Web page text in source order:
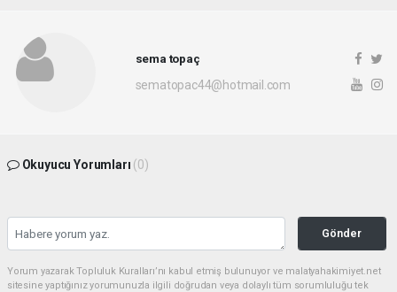
sema topaç
sematopac44@hotmail.com
Okuyucu Yorumları (0)
Gönder
Yorum yazarak Topluluk Kuralları’nı kabul etmiş bulunuyor ve malatyahakimiyet.net
sitesine yaptığınız yorumunuzla ilgili doğrudan veya dolaylı tüm sorumluluğu tek